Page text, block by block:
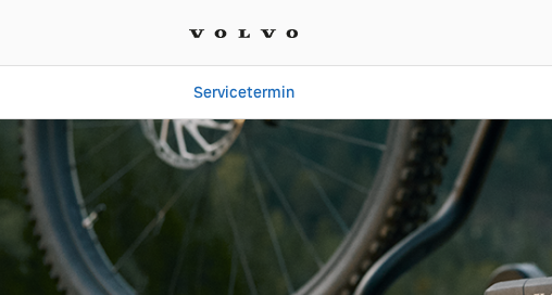
Schmidt GmbH
Servicetermin